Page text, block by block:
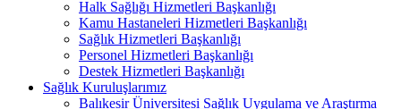
Halk Sağlığı Hizmetleri Başkanlığı
Kamu Hastaneleri Hizmetleri Başkanlığı
Sağlık Hizmetleri Başkanlığı
Personel Hizmetleri Başkanlığı
Destek Hizmetleri Başkanlığı
Sağlık Kuruluşlarımız
Balıkesir Üniversitesi Sağlık Uygulama ve Araştırma